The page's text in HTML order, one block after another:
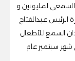
السمعى لمليونين و
الرئيس عبدالفتاح
السمع للأطفال
شهر سبتمبر عام